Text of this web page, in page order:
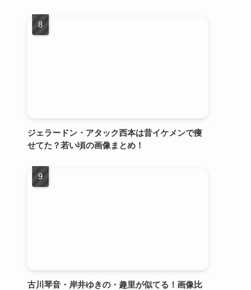
ジェラードン・アタック西本は昔イケメンで痩
せてた？若い頃の画像まとめ！
古川琴音・岸井ゆきの・趣里が似てる！画像比